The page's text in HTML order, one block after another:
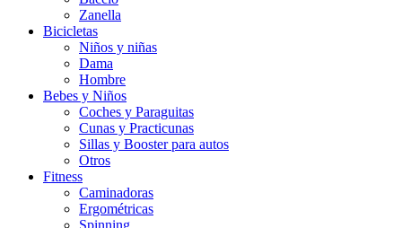
Zanella
Bicicletas
Niños y niñas
Dama
Hombre
Bebes y Niños
Coches y Paraguitas
Cunas y Practicunas
Sillas y Booster para autos
Otros
Fitness
Caminadoras
Ergométricas
Spinning